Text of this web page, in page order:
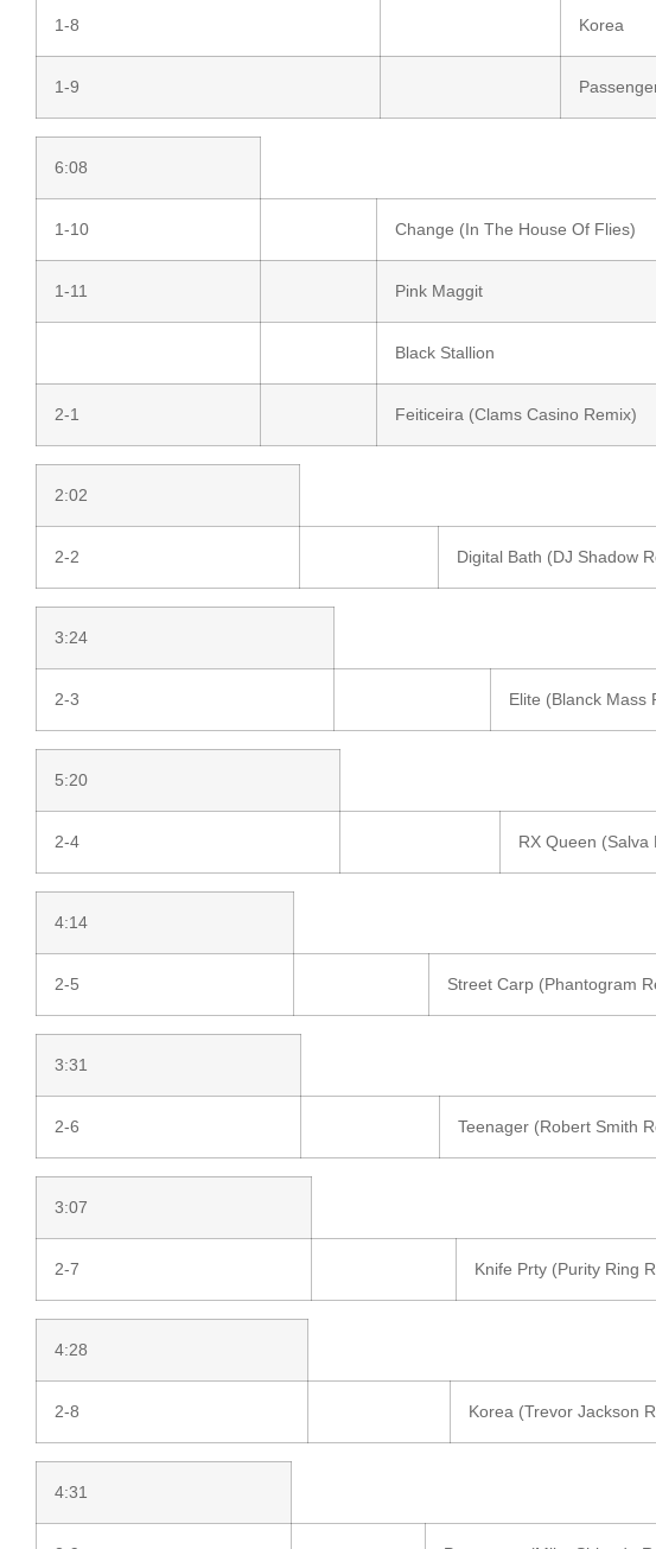
1-8 Korea
1-9
6:08
1-10 Change (In The House Of Flies)
1-11 Pink Maggit
Black Stallion
2-1 Feiticeira (Clams Casino Remix)
2:02
2-2 Digital Bath (DJ Shadow
3:24
2-3 Elite (Blanck Mass
5:20
2-4 RX Queen (Salva
4:14
2-5 Street Carp (Phantogram
3:31
2-6 Teenager (Robert Smith
3:07
2-7 Knife Prty (Purity Ring
4:28
2-8 Korea (Trevor Jackson
4:31